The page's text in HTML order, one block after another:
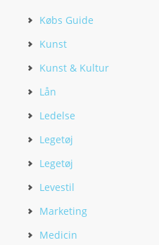
Købs Guide
Kunst
Kunst & Kultur
Lån
Ledelse
Legetøj
Legetøj
Levestil
Marketing
Medicin